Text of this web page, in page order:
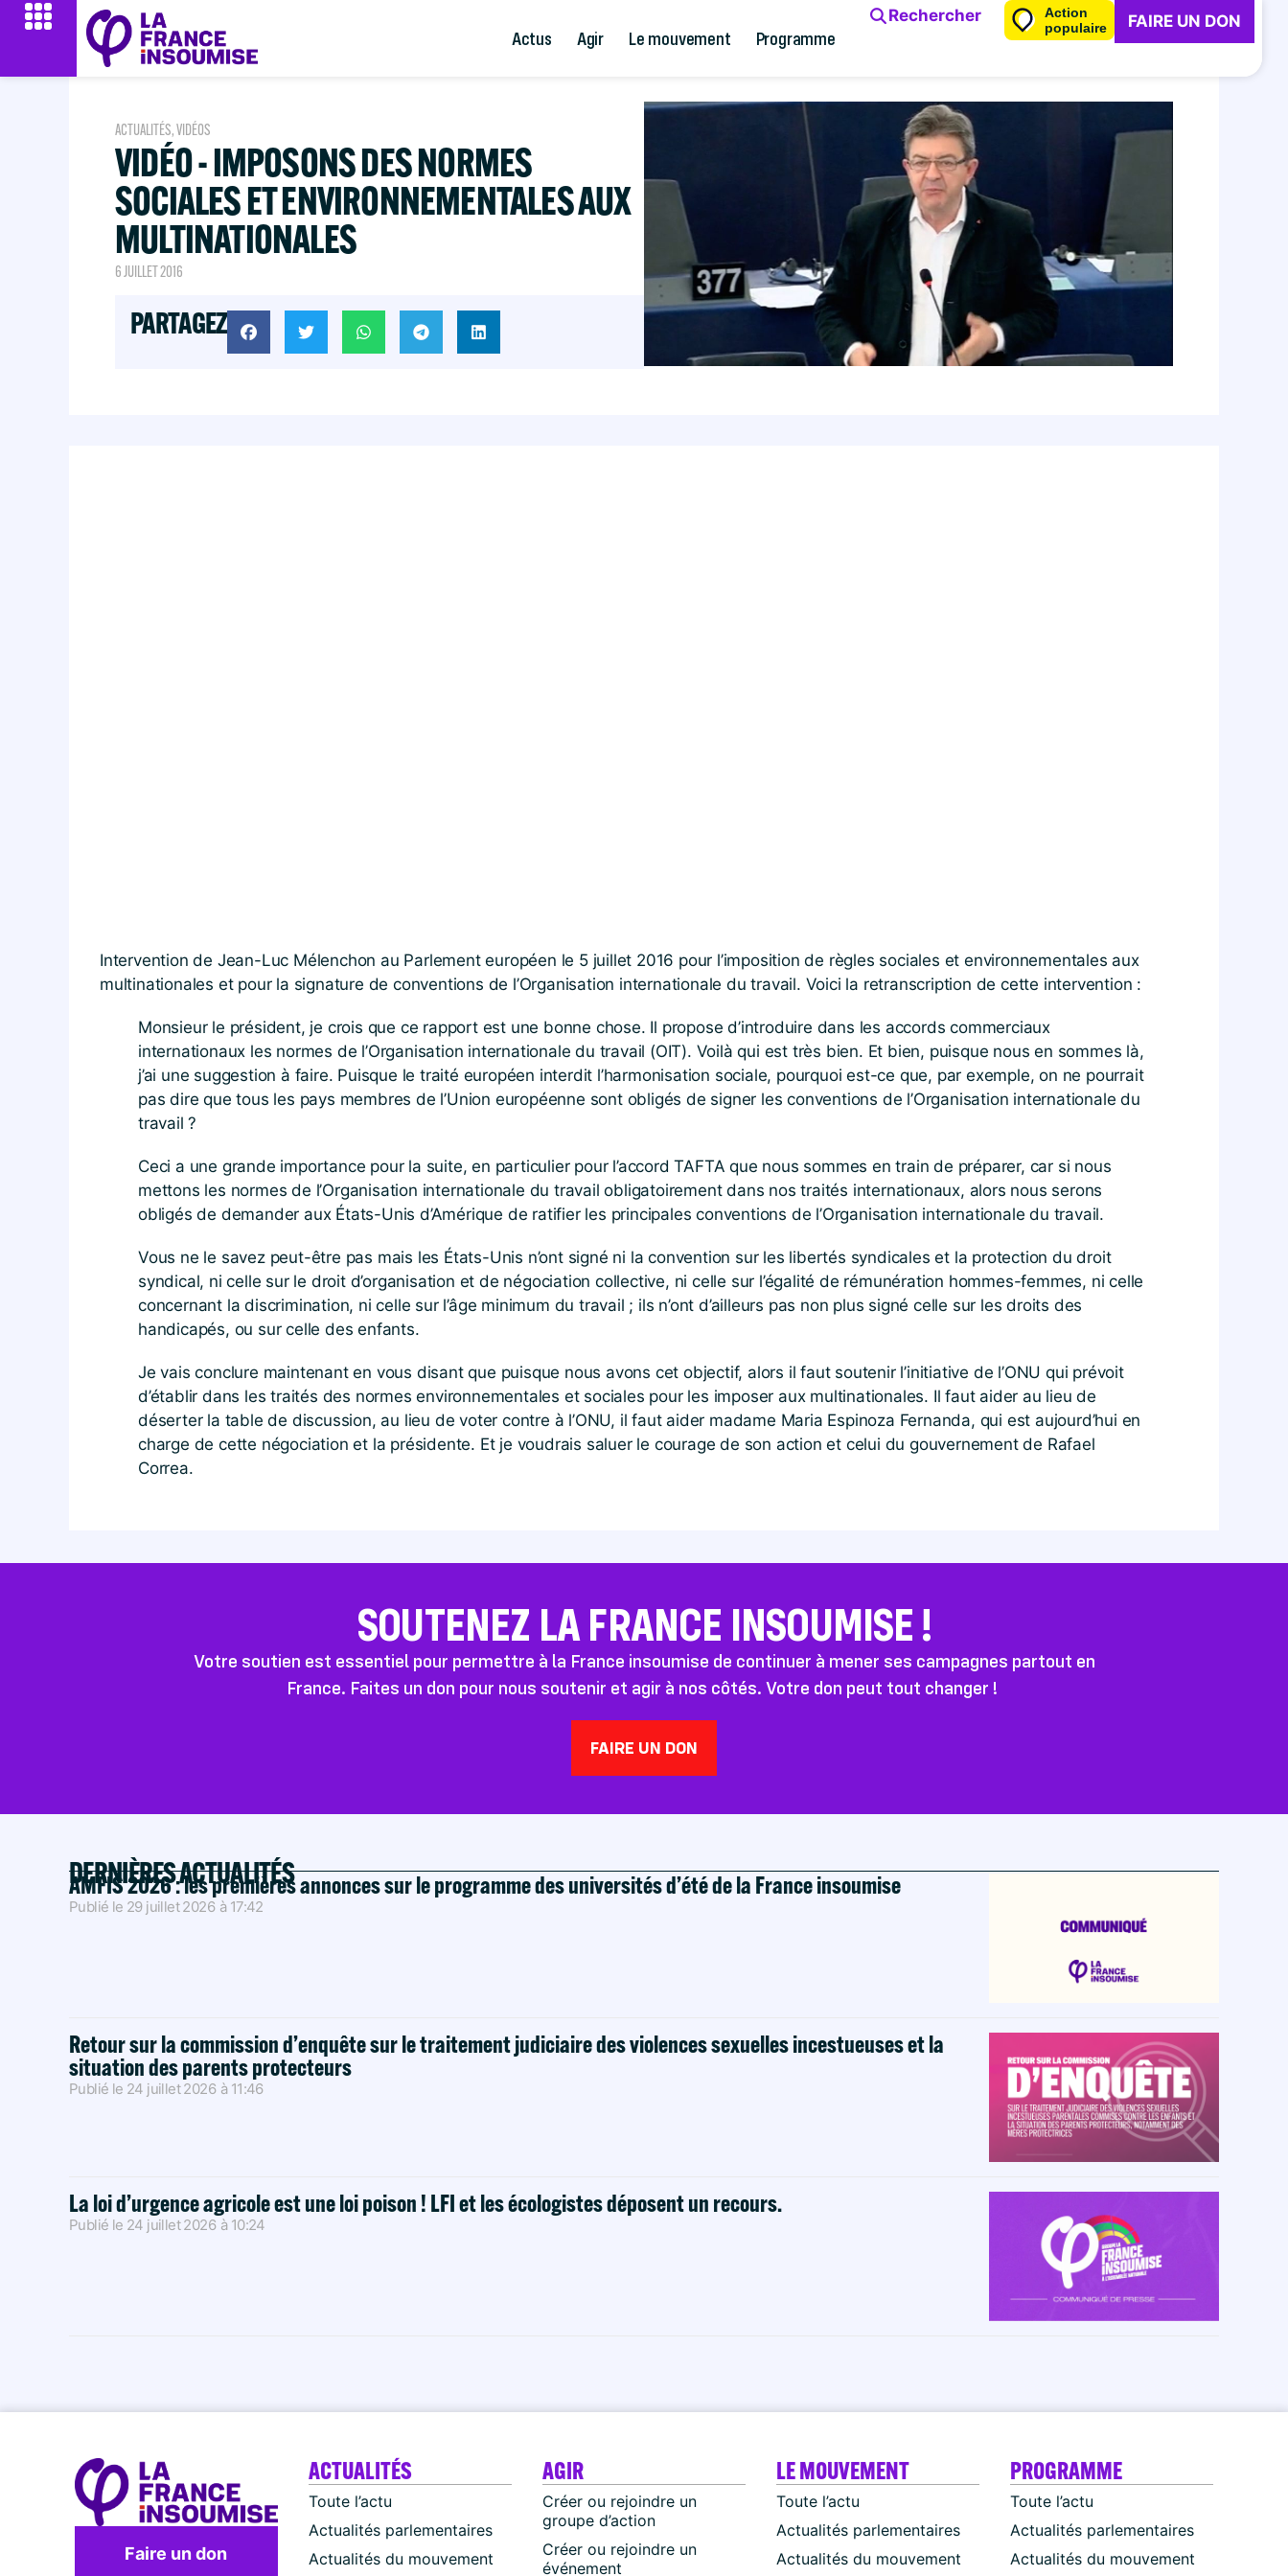
Actus Agir Le mouvement Programme
Rechercher
Action
populaire
FAIRE UN DON
ACTUALITÉS,VIDÉOS
VIDÉO - IMPOSONS DES NORMES
SOCIALES ET ENVIRONNEMENTALES AUX
MULTINATIONALES
6 JUILLET 2016
PARTAGEZ
Intervention de Jean-Luc Mélenchon au Parlement européen le 5 juillet 2016 pour l’imposition de règles sociales et environnementales aux
multinationales et pour la signature de conventions de l’Organisation internationale du travail. Voici la retranscription de cette intervention :
Monsieur le président, je crois que ce rapport est une bonne chose. Il propose d’introduire dans les accords commerciaux
internationaux les normes de l’Organisation internationale du travail (OIT). Voilà qui est très bien. Et bien, puisque nous en sommes là,
j’ai une suggestion à faire. Puisque le traité européen interdit l’harmonisation sociale, pourquoi est-ce que, par exemple, on ne pourrait
pas dire que tous les pays membres de l’Union européenne sont obligés de signer les conventions de l’Organisation internationale du
travail ?
Ceci a une grande importance pour la suite, en particulier pour l’accord TAFTA que nous sommes en train de préparer, car si nous
mettons les normes de l’Organisation internationale du travail obligatoirement dans nos traités internationaux, alors nous serons
obligés de demander aux États-Unis d’Amérique de ratifier les principales conventions de l’Organisation internationale du travail.
Vous ne le savez peut-être pas mais les États-Unis n’ont signé ni la convention sur les libertés syndicales et la protection du droit
syndical, ni celle sur le droit d’organisation et de négociation collective, ni celle sur l’égalité de rémunération hommes-femmes, ni celle
concernant la discrimination, ni celle sur l’âge minimum du travail ; ils n’ont d’ailleurs pas non plus signé celle sur les droits des
handicapés, ou sur celle des enfants.
Je vais conclure maintenant en vous disant que puisque nous avons cet objectif, alors il faut soutenir l’initiative de l’ONU qui prévoit
d’établir dans les traités des normes environnementales et sociales pour les imposer aux multinationales. Il faut aider au lieu de
déserter la table de discussion, au lieu de voter contre à l’ONU, il faut aider madame Maria Espinoza Fernanda, qui est aujourd’hui en
charge de cette négociation et la présidente. Et je voudrais saluer le courage de son action et celui du gouvernement de Rafael
Correa.
SOUTENEZ LA FRANCE INSOUMISE !
Votre soutien est essentiel pour permettre à la France insoumise de continuer à mener ses campagnes partout en
France. Faites un don pour nous soutenir et agir à nos côtés. Votre don peut tout changer !
FAIRE UN DON
DERNIÈRES ACTUALITÉS
AMFIS 2026 : les premières annonces sur le programme des universités d’été de la France insoumise
Publié le 29 juillet 2026 à 17:42
Retour sur la commission d’enquête sur le traitement judiciaire des violences sexuelles incestueuses et la
situation des parents protecteurs
Publié le 24 juillet 2026 à 11:46
La loi d’urgence agricole est une loi poison ! LFI et les écologistes déposent un recours.
Publié le 24 juillet 2026 à 10:24
Faire un don
ACTUALITÉS
Toute l’actu
Actualités parlementaires
Actualités du mouvement
AGIR
Créer ou rejoindre un
groupe d’action
Créer ou rejoindre un
événement
LE MOUVEMENT
Toute l’actu
Actualités parlementaires
Actualités du mouvement
PROGRAMME
Toute l’actu
Actualités parlementaires
Actualités du mouvement